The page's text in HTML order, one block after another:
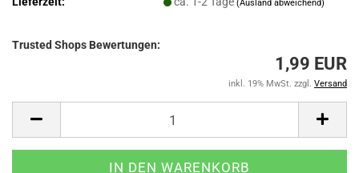
(Ausland abweichend)
Trusted Shops Bewertungen:
1,99 EUR
inkl. 19% MwSt. zzgl. Versand